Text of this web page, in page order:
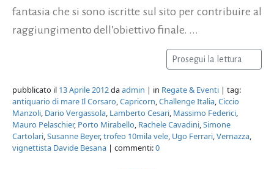
fantasia che si sono iscritte sul sito per contribuire al
raggiungimento dell’obiettivo finale. ...
Prosegui la lettura
pubblicato il 13 Aprile 2012daadmin | in Regate & Eventi | tag:
antiquario di mare Il Corsaro,Capricorn,Challenge Italia,Ciccio
Manzoli, Dario Vergassola, Lamberto Cesari, Massimo Federici,
Mauro Pelaschier, Porto Mirabello, Rachele Cavadini,Simone
Cartolari,Susanne Beyer,trofeo 10mila vele, Ugo Ferrari,Vernazza,
vignettista Davide Besana | commenti:0